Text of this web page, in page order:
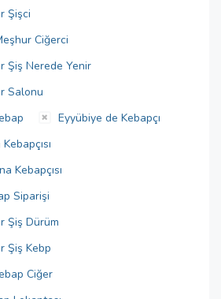
Şişci
Ciğerci
Şiş Nerede Yenir
Salonu
Eyyübiye de Kebapçı
Kebapçısı
Siparişi
Şiş Dürüm
Şiş Kebp
Ciğer